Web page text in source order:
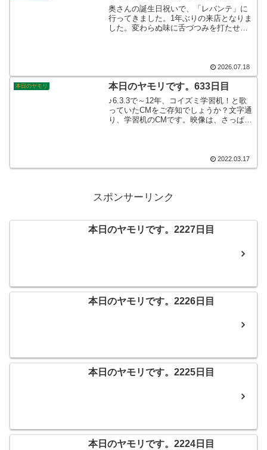
奥さんの誕生日祝いで、「レバンテ」に
行ってきました。1年ぶりの来店となりま
した。変わらぬ味に舌づつみを打たせて
はディナータイムにお邪魔しましょう
か。ごちそうさまでした。そんなこんな
で、本日のヤモリです。
2026.07.18
本日のヤモリ 本日のヤモリです。633日目
♪6.3.3で～12年、コイズミ学習机！と歌
っていたCMをご存知でしょうか？文字通
り、学習机のCMです。映像は、さっぱり
2022.03.17
スポンサーリンク
本日のヤモリです。2227日目
本日のヤモリです。2226日目
本日のヤモリです。2225日目
本日のヤモリです。2224日目